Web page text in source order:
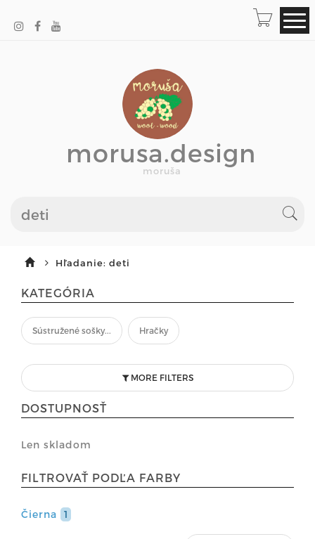
morusa.design
moruša
Hľadanie: deti
KATEGÓRIA
Sústružené sošky... Hračky
MORE FILTERS
DOSTUPNOSŤ
Len skladom
FILTROVAŤ PODĽA FARBY
Čierna 1